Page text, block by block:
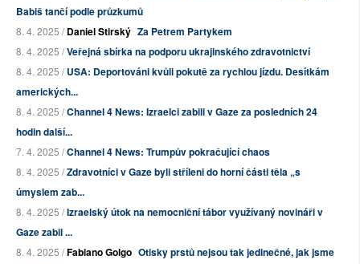
Babiš tančí podle průzkumů
8. 4. 2025 /Daniel Stirský Za Petrem Partykem
8. 4. 2025 /Veřejná sbírka na podporu ukrajinského zdravotnictví
8. 4. 2025 /USA: Deportováni kvůli pokutě za rychlou jízdu. Desítkám
amerických...
8. 4. 2025 /Channel 4 News: Izraelci zabili v Gaze za posledních 24
hodin další...
7. 4. 2025 /Channel 4 News: Trumpův pokračující chaos
8. 4. 2025 /Zdravotníci v Gaze byli stříleni do horní části těla „s
úmyslem zab...
8. 4. 2025 /Izraelský útok na nemocniční tábor využívaný novináři v
Gaze zabil ...
8. 4. 2025 /Fabiano Golgo Otisky prstů nejsou tak jedinečné, jak jsme